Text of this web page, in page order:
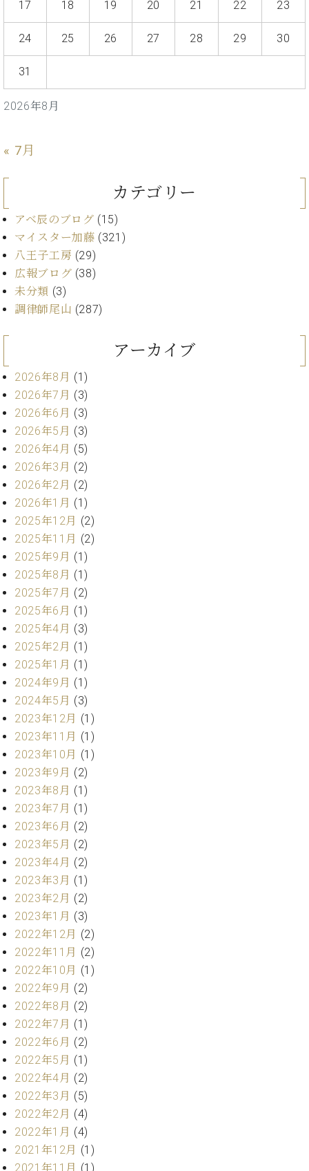
ノ
イ
ン
ア
カ
デ
ー
フ
マ
ン
プ
ロ
フ
ェ
ッ
シ
ョ
ナ
ル
W.
ホ
フ
マ
ン
ト
ラ
デ
ィ
シ
ョ
ン
W.
ホ
フ
マ
ン
ヴ
ィ
ジ
ョ
ン
C.BECHSTEIN
Digital(ベ
ヒ
シ
ュ
タ
イ
ン
デ
ジ
タ
ル)
シ
ジ
セ
ス
トラ
ム東
京の
ご案
い
合
わ
せ
本
社
：
八
王
子
技
術
営
セ
ン
タ
ー
ス
タ
フ
ご
挨
拶
技
者
紹
介
展示
情報
【ユ
ーロ
ピア
ノ特
選中
古】
イ
ン
ト
情
報
八
王
工
2026年8月
17 18 19 20 21 22 23
24 25 26 27 28 29 30
31
« 7月
カテゴリー
アベ辰のブログ (15)
マイスター加藤 (321)
八王子工房 (29)
広報ブログ (38)
未分類 (3)
調律師尾山 (287)
アーカイブ
2026年8月 (1)
2026年7月 (3)
2026年6月 (3)
2026年5月 (3)
2026年4月 (5)
2026年3月 (2)
2026年2月 (2)
2026年1月 (1)
2025年12月 (2)
2025年11月 (2)
2025年9月 (1)
2025年8月 (1)
2025年7月 (2)
2025年6月 (1)
2025年4月 (3)
2025年2月 (1)
2025年1月 (1)
2024年9月 (1)
2024年5月 (3)
2023年12月 (1)
2023年11月 (1)
2023年10月 (1)
2023年9月 (2)
2023年8月 (1)
2023年7月 (1)
2023年6月 (2)
2023年5月 (2)
2023年4月 (2)
2023年3月 (1)
2023年2月 (2)
2023年1月 (3)
2022年12月 (2)
2022年11月 (2)
2022年10月 (1)
2022年9月 (2)
2022年8月 (2)
2022年7月 (1)
2022年6月 (2)
2022年5月 (1)
2022年4月 (2)
2022年3月 (5)
2022年2月 (4)
2022年1月 (4)
2021年12月 (1)
2021年11月 (1)